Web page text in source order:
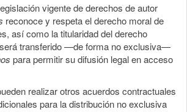
vigente de derechos de autor
reconoce y respeta el derecho moral de
así como la titularidad del derecho
transferido —de forma no exclusiva—
para permitir su difusión legal en acceso
realizar otros acuerdos contractuales
para la distribución no exclusiva